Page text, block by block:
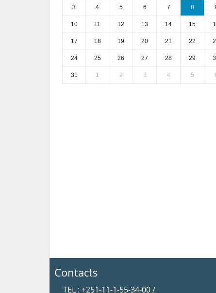
3 4 5 6 7 8
10 11 12 13 14 15
17 18 19 20 21 22
24 25 26 27 28 29
31 1 2 3 4 5
Contacts
TEL : +251-11-1-55-34-00 /